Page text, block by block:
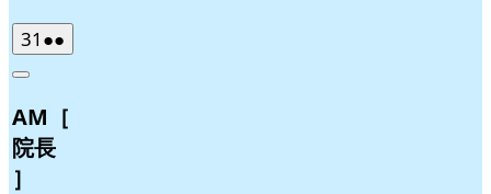
31 2026
年
月
31
日
●●
件
イ
Close
AM［
院長
］